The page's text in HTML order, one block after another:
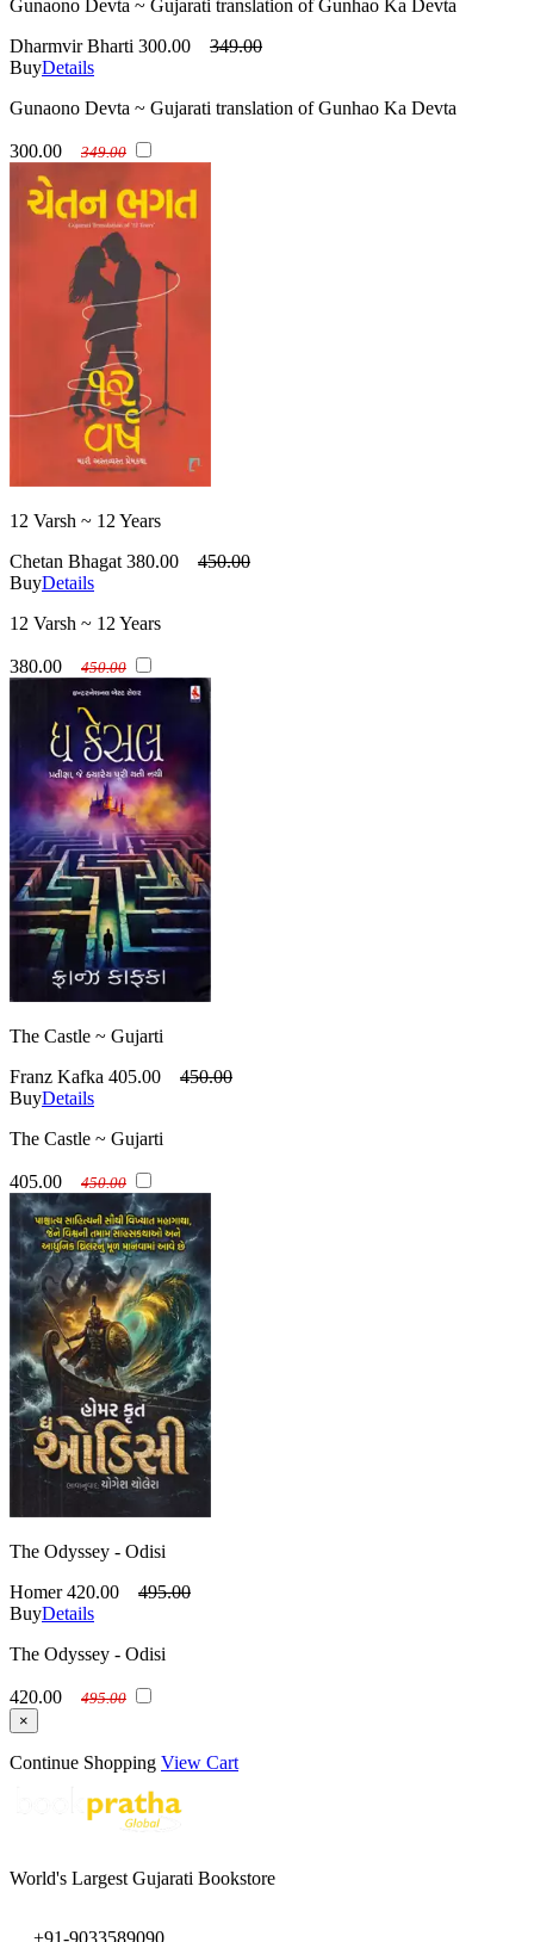
Gunaono Devta ~ Gujarati translation of Gunhao Ka Devta
Dharmvir Bharti 300.00
349.00
BuyDetails
Gunaono Devta ~ Gujarati translation of Gunhao Ka Devta
300.00 349.00
12 Varsh ~ 12 Years
Chetan Bhagat 380.00
450.00
BuyDetails
12 Varsh ~ 12 Years
380.00 450.00
The Castle ~ Gujarti
Franz Kafka 405.00
450.00
BuyDetails
The Castle ~ Gujarti
405.00 450.00
The Odyssey - Odisi
Homer 420.00
495.00
BuyDetails
The Odyssey - Odisi
420.00
495.00
×
Continue Shopping View Cart
World's Largest Gujarati Bookstore
+91-9033589090